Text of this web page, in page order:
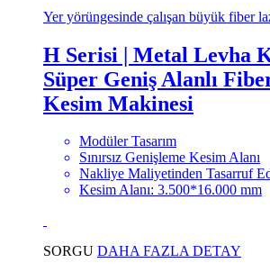
Yer yörüngesinde çalışan büyük fiber
H Serisi | Metal Levha
Süper Geniş Alanlı
Kesim Makinesi
Modüler Tasarım
Sınırsız Genişleme Kesim Alanı
Nakliye Maliyetinden Tasarruf
Kesim Alanı: 3.500*16.000 mm
SORGU DAHA FAZLA DETAY